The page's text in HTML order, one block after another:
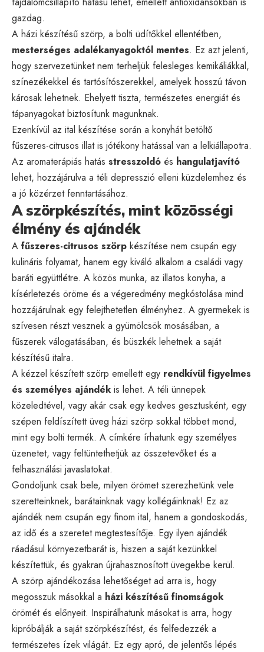
gazdag.
A házi készítésű szörp, a bolti üdítőkkel ellentétben,
mesterséges adalékanyagoktól mentes. Ez azt jelenti,
hogy szervezetünket nem terheljük felesleges kemikáliákkal,
színezékekkel és tartósítószerekkel, amelyek hosszú távon
károsak lehetnek. Ehelyett tiszta, természetes energiát és
tápanyagokat biztosítunk magunknak.
Ezenkívül az ital készítése során a konyhát betöltő
fűszeres-citrusos illat is jótékony hatással van a lelkiállapotra.
Az aromaterápiás hatás stresszoldó és hangulatjavító
lehet, hozzájárulva a téli depresszió elleni küzdelemhez és
a jó közérzet fenntartásához.
A szörpkészítés, mint közösségi
élmény és ajándék
A fűszeres-citrusos szörp készítése nem csupán egy
kulináris folyamat, hanem egy kiváló alkalom a családi vagy
baráti együttlétre. A közös munka, az illatos konyha, a
kísérletezés öröme és a végeredmény megkóstolása mind
hozzájárulnak egy felejthetetlen élményhez. A gyermekek is
szívesen részt vesznek a gyümölcsök mosásában, a
fűszerek válogatásában, és büszkék lehetnek a saját
készítésű italra.
A kézzel készített szörp emellett egy rendkívül figyelmes
és személyes ajándék is lehet. A téli ünnepek
közeledtével, vagy akár csak egy kedves gesztusként, egy
szépen feldíszített üveg házi szörp sokkal többet mond,
mint egy bolti termék. A címkére írhatunk egy személyes
üzenetet, vagy feltüntethetjük az összetevőket és a
felhasználási javaslatokat.
Gondoljunk csak bele, milyen örömet szerezhetünk vele
szeretteinknek, barátainknak vagy kollégáinknak! Ez az
ajándék nem csupán egy finom ital, hanem a gondoskodás,
az idő és a szeretet megtestesítője. Egy ilyen ajándék
ráadásul környezetbarát is, hiszen a saját kezünkkel
készítettük, és gyakran újrahasznosított üvegekbe kerül.
A szörp ajándékozása lehetőséget ad arra is, hogy
megosszuk másokkal a házi készítésű finomságok
örömét és előnyeit. Inspirálhatunk másokat is arra, hogy
kipróbálják a saját szörpkészítést, és felfedezzék a
természetes ízek világát. Ez egy apró, de jelentős lépés